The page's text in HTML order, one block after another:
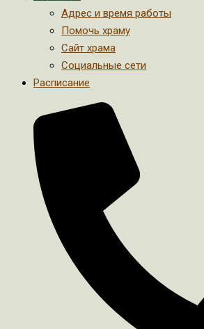
Адрес и время работы
Помочь храму
Сайт храма
Социальные сети
Расписание